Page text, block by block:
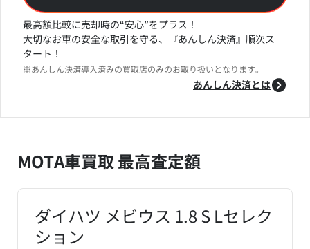
最高額比較に売却時の“安心”をプラス！
大切なお車の安全な取引を守る、『あんしん決済』順次ス
タート！
※あんしん決済導入済みの買取店のみのお取り扱いとなります。
あんしん決済とは
MOTA車買取 最高査定額
ダイハツ メビウス 1.8 S Lセレク
ション